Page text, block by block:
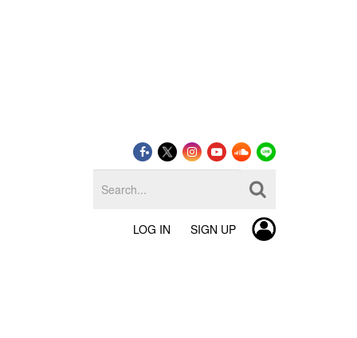
LOG IN SIGN UP